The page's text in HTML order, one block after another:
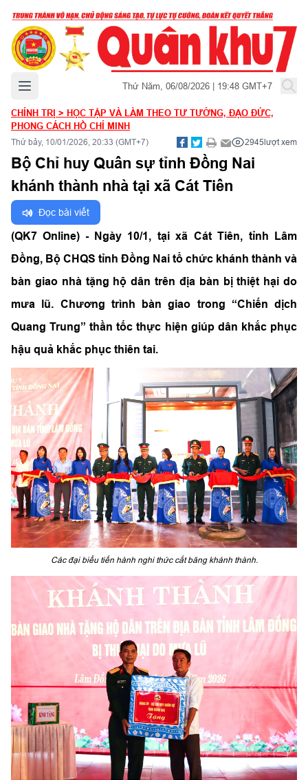
Mở menu chính Thứ Năm, 06/08/2026 | 19:48 GMT+7
CHÍNH TRỊ > HỌC TẬP VÀ LÀM THEO TƯ TƯỞNG, ĐẠO ĐỨC,
PHONG CÁCH HỒ CHÍ MINH
Thứ bảy, 10/01/2026, 20:33 (GMT+7) 2945lượt xem
Bộ Chỉ huy Quân sự tỉnh Đồng Nai
khánh thành nhà tại xã Cát Tiên
Đọc bài viết
(QK7 Online) - Ngày 10/1, tại xã Cát Tiên, tỉnh Lâm
Đồng, Bộ CHQS tỉnh Đồng Nai tổ chức khánh thành và
bàn giao nhà tặng hộ dân trên địa bàn bị thiệt hại do
mưa lũ. Chương trình bàn giao trong “Chiến dịch
Quang Trung” thần tốc thực hiện giúp dân khắc phục
hậu quả khắc phục thiên tai.
Các đại biểu tiến hành nghi thức cắt băng khánh thành.